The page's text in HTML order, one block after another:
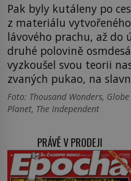
Pak byly kutáleny po
z materiálu
lávového prachu, až do
druhé polovině
vyzkoušel svou teorii
zvaných pukao, na
Foto: Thousand Wonders,
Planet, The Independent
PRÁVĚ V PRODEJI